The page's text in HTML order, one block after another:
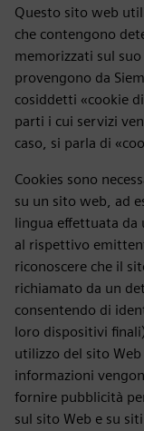
Questo sito web
che contengono
memorizzati sul
provengono da
cosiddetti «cookie
parti i cui servizi
caso, si parla di
Cookies sono
su un sito web, ad
lingua effettuata da
al rispettivo
riconoscere che il
richiamato da un
consentendo di
loro dispositivi
utilizzo del sito
informazioni
fornire pubblicità
sul sito Web e su